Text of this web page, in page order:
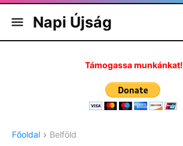
Napi Újság
Támogassa munkánkat!
Főoldal Belföld